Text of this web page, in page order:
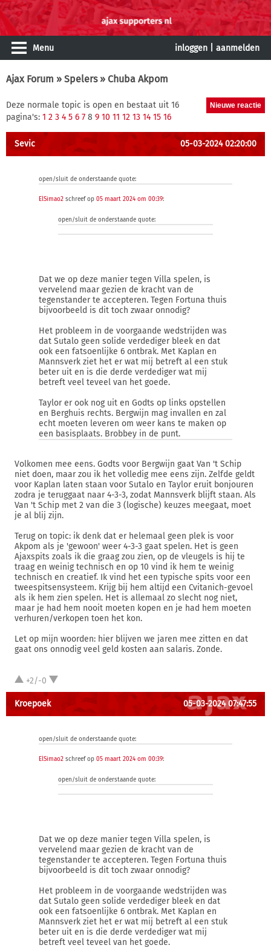
Menu inloggen aanmelden
Ajax Forum » Spelers» Chuba Akpom
Deze normale topic is open en bestaat uit 16
pagina's: 1 2 3 4 5 6 7 8 9 10 11 12 13 14 15 16
Sevic 05-03-2024 02:20:00
open/sluit de onderstaande quote:
ElSimao2 schreef op 05 maart 2024 om 00:39:
open/sluit de onderstaande quote:
Dat we op deze manier tegen Villa spelen, is
vervelend maar gezien de kracht van de
tegenstander te accepteren. Tegen Fortuna thuis
bijvoorbeeld is dit toch zwaar onnodig?
Het probleem in de voorgaande wedstrijden was
dat Sutalo geen solide verdediger bleek en dat
ook een fatsoenlijke 6 ontbrak. Met Kaplan en
Mannsverk ziet het er wat mij betreft al een stuk
beter uit en is die derde verdediger wat mij
betreft veel teveel van het goede.
Taylor er ook nog uit en Godts op links opstellen
en Berghuis rechts. Bergwijn mag invallen en zal
echt moeten leveren om weer kans te maken op
een basisplaats. Brobbey in de punt.
Volkomen mee eens. Godts voor Bergwijn gaat Van 't Schip
niet doen, maar zou ik het volledig mee eens zijn. Zelfde geldt
voor Kaplan laten staan voor Sutalo en Taylor eruit bonjouren
zodra je teruggaat naar 4-3-3, zodat Mannsverk blijft staan. Als
Van 't Schip met 2 van die 3 (logische) keuzes meegaat, moet
je al blij zijn.
Terug on topic: ik denk dat er helemaal geen plek is voor
Akpom als je 'gewoon' weer 4-3-3 gaat spelen. Het is geen
Ajaxspits zoals ik die graag zou zien, op de vleugels is hij te
traag en weinig technisch en op 10 vind ik hem te weinig
technisch en creatief. Ik vind het een typische spits voor een
tweespitsensysteem. Krijg bij hem altijd een Cvitanich-gevoel
als ik hem zien spelen. Het is allemaal zo slecht nog niet,
maar je had hem nooit moeten kopen en je had hem moeten
verhuren/verkopen toen het kon.
Let op mijn woorden: hier blijven we jaren mee zitten en dat
gaat ons onnodig veel geld kosten aan salaris. Zonde.
+2/-0
Kroepoek 05-03-2024 07:47:55
open/sluit de onderstaande quote:
ElSimao2 schreef op 05 maart 2024 om 00:39:
open/sluit de onderstaande quote:
Dat we op deze manier tegen Villa spelen, is
vervelend maar gezien de kracht van de
tegenstander te accepteren. Tegen Fortuna thuis
bijvoorbeeld is dit toch zwaar onnodig?
Het probleem in de voorgaande wedstrijden was
dat Sutalo geen solide verdediger bleek en dat
ook een fatsoenlijke 6 ontbrak. Met Kaplan en
Mannsverk ziet het er wat mij betreft al een stuk
beter uit en is die derde verdediger wat mij
betreft veel teveel van het goede.